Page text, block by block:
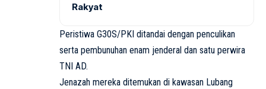
Rakyat
Peristiwa G30S/PKI ditandai dengan penculikan
serta pembunuhan enam jenderal dan satu perwira
TNI AD.
Jenazah mereka ditemukan di kawasan Lubang